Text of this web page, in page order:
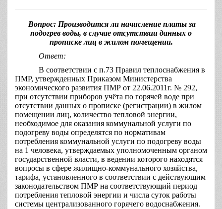
Вопрос: Производится ли начисление платы за
подогрев воды, в случае отсутствии данных о
прописке лиц в жилом помещении.
Ответ:
В соответствии с п.73 Правил теплоснабжения в
ПМР, утвержденных Приказом Министерства
экономического развития ПМР от 22.06.2011г. № 292,
при отсутствии приборов учёта по горячей воде при
отсутствии данных о прописке (регистрации) в жилом
помещении лиц, количество тепловой энергии,
необходимое для оказания коммунальной услуги по
подогреву воды определятся по нормативам
потребления коммунальной услуги по подогреву воды
на 1 человека, утверждаемых уполномоченным органом
государственной власти, в ведении которого находятся
вопросы в сфере жилищно-коммунального хозяйства,
тарифа, установленного в соответствии с действующим
законодательством ПМР на соответствующий период
потребления тепловой энергии и числа суток работы
системы централизованного горячего водоснабжения.